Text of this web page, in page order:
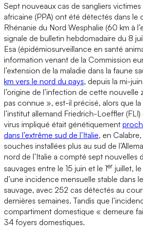
Sept nouveaux cas de sangliers
africaine (PPA) ont été détectés dans le
Rhénanie du Nord Wesphalie (60 km à
signale de bulletin hebdomadaire du 8
Esa (épidémiosurveillance en santé
information venant de la Commission
l’extension de la maladie dans la faune
km vers le nord du pays, depuis la mi-
l’origine de l’infection de cette nouvelle
pas connue », est-il précisé, alors que la
l’institut allemand Friedrich-Loeffler
virus impliqué était génétiquement
dans l’extrême sud de l’Italie, en
souches installées plus au sud de
nord de l’Italie a compté sept nouvelles
sauvages entre le 15 juin et le 1er juillet,
d’une incidence mensuelle stable dans
sauvage, avec 252 cas détectés au
dernières semaines. Tandis que
compartiment domestique « demeure
34 foyers domestiques.